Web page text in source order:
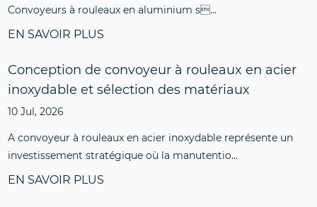
Convoyeurs à rouleaux en aluminium s...
EN SAVOIR PLUS
Conception de convoyeur à rouleaux en acier
inoxydable et sélection des matériaux
10 Jul, 2026
A convoyeur à rouleaux en acier inoxydable représente un
investissement stratégique où la manutentio...
EN SAVOIR PLUS